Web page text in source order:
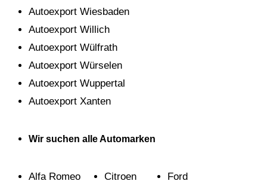
Autoexport Wiesbaden
Autoexport Willich
Autoexport Wülfrath
Autoexport Würselen
Autoexport Wuppertal
Autoexport Xanten
Wir suchen alleAutomarken
Alfa Romeo
Citroen
Ford